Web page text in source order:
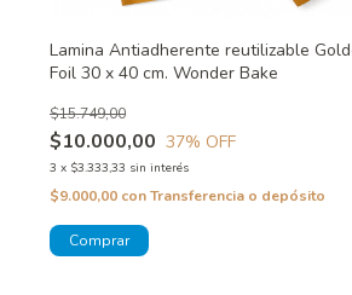
Lamina Antiadherente reutilizable
Foil 30 x 40 cm. Wonder Bake
$10.000,00
$15.749,00
37% OFF
3 x $3.333,33 sin interés
$9.000,00 conTransferencia o depósito